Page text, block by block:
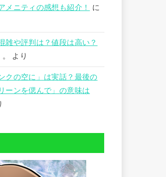
メニティの感想も紹介！
に
雑や評判は？値段は高い？
より
クの空に」は実話？最後の
ーンを偲んで」の意味は